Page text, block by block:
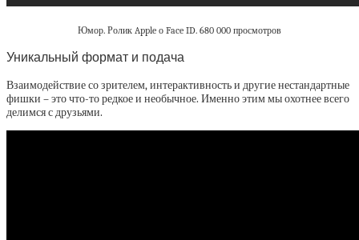
Юмор. Ролик Apple о Face ID. 680 000 просмотров
Уникальный формат и подача
Взаимодействие со зрителем, интерактивность и другие нестандартные
фишки – это что-то редкое и необычное. Именно этим мы охотнее всего
делимся с друзьями.